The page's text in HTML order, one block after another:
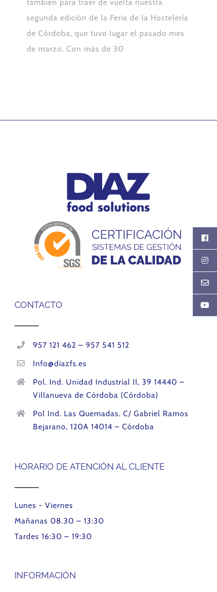
también para traer de vuelta nuestra
segunda edición de la Feria de la Hostelería
de Córdoba, que tuvo lugar el pasado mes
de marzo. Con más de 30
CONTACTO
957 121 462 – 957 541 512
Info@diazfs.es
Pol. Ind. Unidad Industrial II, 39 14440 –
Villanueva de Córdoba (Córdoba)
Pol Ind. Las Quemadas. C/ Gabriel Ramos
Bejarano, 120A 14014 – Córdoba
HORARIO DE ATENCIÓN AL CLIENTE
Lunes - Viernes
Mañanas 08.30 – 13:30
Tardes 16:30 – 19:30
INFORMACIÓN